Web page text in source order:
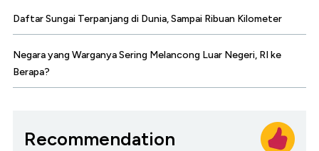
Daftar Sungai Terpanjang di Dunia, Sampai Ribuan Kilometer
Negara yang Warganya Sering Melancong Luar Negeri, RI ke
Berapa?
Recommendation